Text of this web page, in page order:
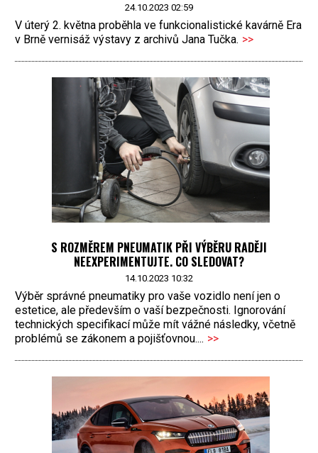
24.10.2023 02:59
V úterý 2. května proběhla ve funkcionalistické kavárně Era
v Brně vernisáž výstavy z archivů Jana Tučka. >>
S ROZMĚREM PNEUMATIK PŘI VÝBĚRU RADĚJI
NEEXPERIMENTUJTE. CO SLEDOVAT?
14.10.2023 10:32
Výběr správné pneumatiky pro vaše vozidlo není jen o
estetice, ale především o vaší bezpečnosti. Ignorování
technických specifikací může mít vážné následky, včetně
problémů se zákonem a pojišťovnou.... >>